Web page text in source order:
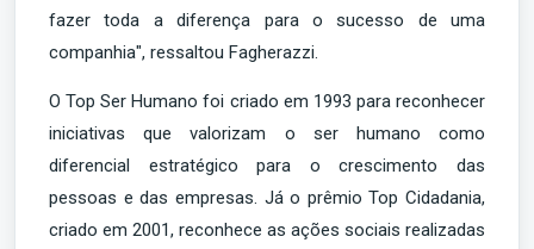
fazer toda a diferença para o sucesso de uma
companhia", ressaltou Fagherazzi.
O Top Ser Humano foi criado em 1993 para reconhecer
iniciativas que valorizam o ser humano como
diferencial estratégico para o crescimento das
pessoas e das empresas. Já o prêmio Top Cidadania,
criado em 2001, reconhece as ações sociais realizadas